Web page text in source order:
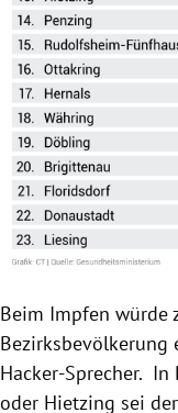
Beim Impfen würde
Bezirksbevölkerung
Hacker-Sprecher.
oder Hietzing sei